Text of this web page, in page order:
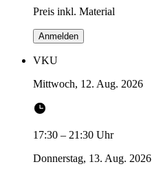
Preis inkl. Material
Anmelden
VKU
Mittwoch, 12. Aug. 2026
17:30 – 21:30 Uhr
Donnerstag, 13. Aug. 2026